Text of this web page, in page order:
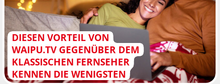
DIESEN VORTEIL VON
WAIPU.TV GEGENÜBER DEM
KLASSISCHEN FERNSEHER
KENNEN DIE WENIGSTEN